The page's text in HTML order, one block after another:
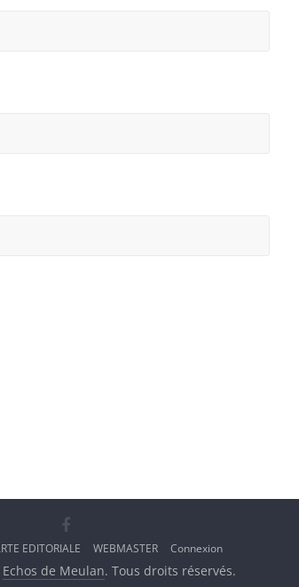
EDITORIALE WEBMASTER Connexion
Echos de Meulan. Tous droits réservés.